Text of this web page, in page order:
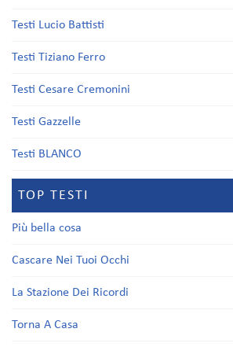
Testi Lucio Battisti
Testi Tiziano Ferro
Testi Cesare Cremonini
Testi Gazzelle
Testi BLANCO
TOP TESTI
Più bella cosa
Cascare Nei Tuoi Occhi
La Stazione Dei Ricordi
Torna A Casa